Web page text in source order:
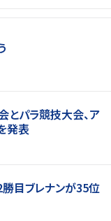
とパラ競技大会、ア
発表
目ブレナンが35位